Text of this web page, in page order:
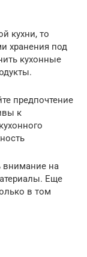
кухни, то
хранения под
кухонные
предпочтение
к
внимание на
Еще
в том